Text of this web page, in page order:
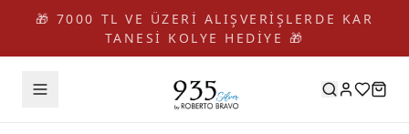
🎁 7000 TL VE ÜZERİ ALIŞVERİŞLERDE KAR
TANESİ KOLYE HEDİYE 🎁